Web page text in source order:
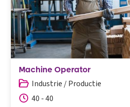
Machine Operator
Industrie / Productie
40 - 40